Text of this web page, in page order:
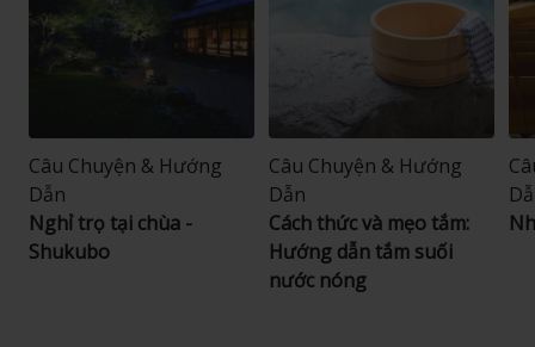
Câu Chuyện & Hướng
Dẫn
Nghỉ trọ tại chùa -
Shukubo
Câu Chuyện & Hướng
Dẫn
Cách thức và mẹo tắm:
Hướng dẫn tắm suối
nước nóng